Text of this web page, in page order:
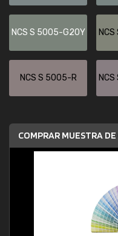
NCS S 5005-G20Y
NCS S 5005-R
COMPRAR MUESTRA